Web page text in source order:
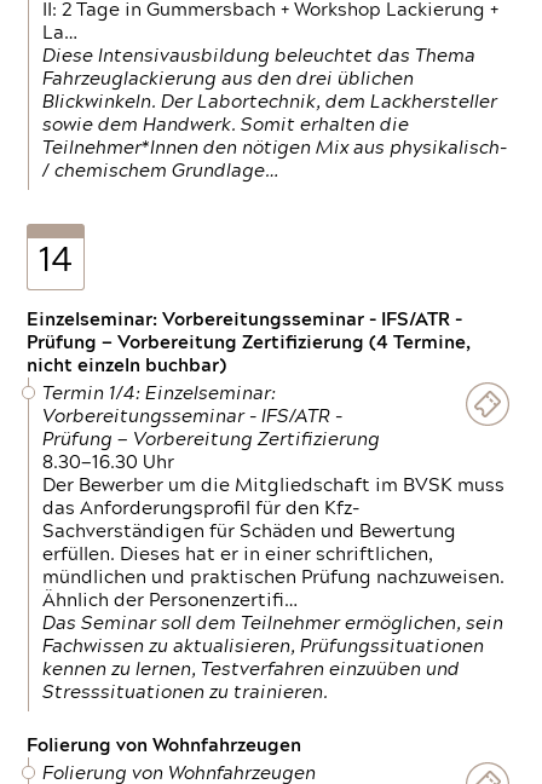
II: 2 Tage in Gummersbach + Workshop Lackierung +
La…
Diese Intensivausbildung beleuchtet das Thema
Fahrzeuglackierung aus den drei üblichen
Blickwinkeln. Der Labortechnik, dem Lackhersteller
sowie dem Handwerk. Somit erhalten die
Teilnehmer*Innen den nötigen Mix aus physikalisch-
/ chemischem Grundlage…
14
Einzelseminar: Vorbereitungsseminar - IFS/ATR -
Prüfung — Vorbereitung Zertifizierung (4 Termine,
nicht einzeln buchbar)
Termin 1/4: Einzelseminar:
Vorbereitungsseminar - IFS/ATR -
Prüfung — Vorbereitung Zertifizierung
8.30—16.30 Uhr
Der Bewerber um die Mitgliedschaft im BVSK muss
das Anforderungsprofil für den Kfz-
Sachverständigen für Schäden und Bewertung
erfüllen. Dieses hat er in einer schriftlichen,
mündlichen und praktischen Prüfung nachzuweisen.
Ähnlich der Personenzertifi…
Das Seminar soll dem Teilnehmer ermöglichen, sein
Fachwissen zu aktualisieren, Prüfungssituationen
kennen zu lernen, Testverfahren einzuüben und
Stresssituationen zu trainieren.
Folierung von Wohnfahrzeugen
Folierung von Wohnfahrzeugen